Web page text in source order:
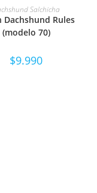
OPCIONES
Salchicha
Dachshund Rules
(modelo 70)
$9.990